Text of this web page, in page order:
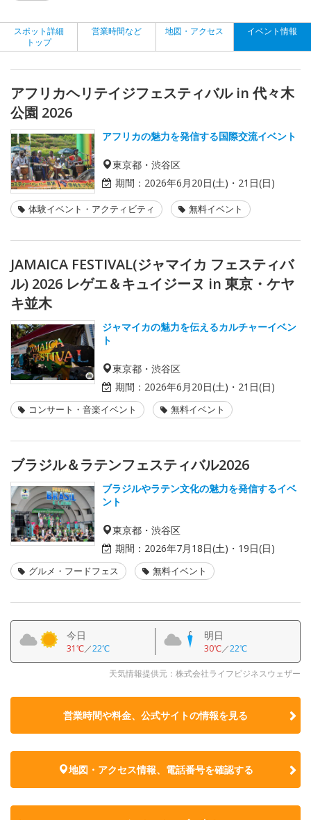
スポット詳細
トップ
営業時間など 地図・アクセス イベント情報
アフリカヘリテイジフェスティバル in 代々木
公園 2026
アフリカの魅力を発信する国際交流イベント
東京都・渋谷区
期間： 2026年6月20日(土)・21日(日)
体験イベント・アクティビティ 無料イベント
JAMAICA FESTIVAL(ジャマイカ フェスティバ
ル) 2026 レゲエ＆キュイジーヌ in 東京・ケヤ
キ並木
ジャマイカの魅力を伝えるカルチャーイベン
ト
東京都・渋谷区
期間： 2026年6月20日(土)・21日(日)
コンサート・音楽イベント 無料イベント
ブラジル＆ラテンフェスティバル2026
ブラジルやラテン文化の魅力を発信するイベ
ント
東京都・渋谷区
期間： 2026年7月18日(土)・19日(日)
グルメ・フードフェス 無料イベント
今日
31℃／22℃
明日
30℃／22℃
天気情報提供元：株式会社ライフビジネスウェザー
営業時間や料金、公式サイトの情報を見る
地図・アクセス情報、電話番号を確認する